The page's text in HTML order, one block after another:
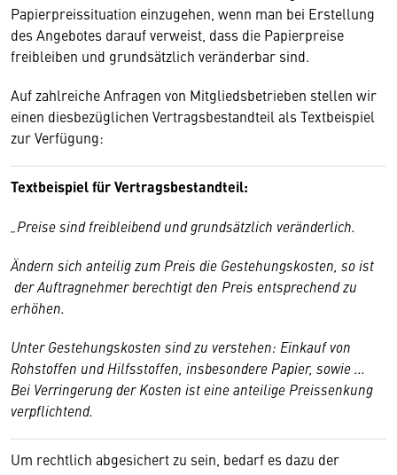
Papierpreissituation einzugehen, wenn man bei Erstellung
des Angebotes darauf verweist, dass die Papierpreise
freibleiben und grundsätzlich veränderbar sind.
Auf zahlreiche Anfragen von Mitgliedsbetrieben stellen wir
einen diesbezüglichen Vertragsbestandteil als Textbeispiel
zur Verfügung:
Textbeispiel für Vertragsbestandteil:
„Preise sind freibleibend und grundsätzlich veränderlich.
Ändern sich anteilig zum Preis die Gestehungskosten, so ist
der Auftragnehmer berechtigt den Preis entsprechend zu
erhöhen.
Unter Gestehungskosten sind zu verstehen: Einkauf von
Rohstoffen und Hilfsstoffen, insbesondere Papier, sowie ...
Bei Verringerung der Kosten ist eine anteilige Preissenkung
verpflichtend.
Um rechtlich abgesichert zu sein, bedarf es dazu der